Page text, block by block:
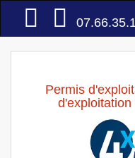
Accueil
Permis